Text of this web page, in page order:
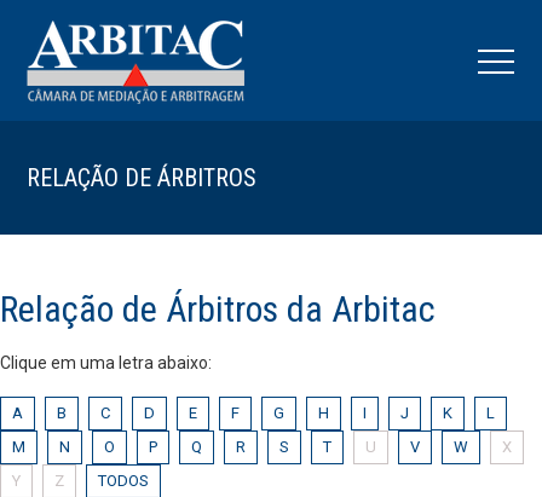
RELAÇÃO DE ÁRBITROS
Relação de Árbitros da Arbitac
Clique em uma letra abaixo:
A B C D E F G H I J K
L
M
N O P Q R S T U V W
X
Y
Z TODOS